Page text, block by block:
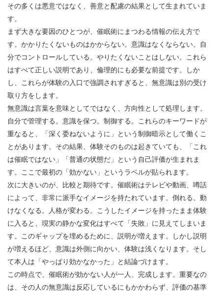
その多くは悪意ではなく、善意と配慮の結果として生まれていま
す。
まず大きな要因のひとつが、催眠術にまつわる情報の伝え方で
す。かかりたくないものはかからない。意識はなくならない。自
分でコントロールしている。やりたくないことはしない。これら
はすべて正しい説明であり、倫理的にも必要な前提です。しか
し、これらが体験の入口で強調されすぎると、無意識は別の受け
取り方をします。
無意識は言葉を意味としてではなく、方向性として処理します。
自分で管理する。意識を保つ。制御する。これらのキーワードが
重なると、「深く委ねないように」という制御暗示として働くこ
とがあります。その結果、体験そのものは起きていても、「これ
は催眠ではない」「普通の状態だ」という自己評価が生まれま
す。ここで最初の「効かない」というラベルが貼られます。
次に大きいのが、比較と期待です。催眠術はテレビや動画、噂話
によって、非常に派手なイメージを持たれています。倒れる。動
けなくなる。人格が変わる。こうしたイメージを持ったまま体験
に入ると、現実の静かな変化はすべて「失敗」に見えてしまいま
す。このギャップを埋めるために、説明が増えます。しかし説明
が増えるほど、意識は外側に向かい、体験は浅くなります。そし
て本人は「やっぱり効かなかった」と結論づけます。
この時点で、催眠術が効かない人が一人、完成します。重要なの
は、その人の無意識は反応しているにもかかわらず、評価の基準